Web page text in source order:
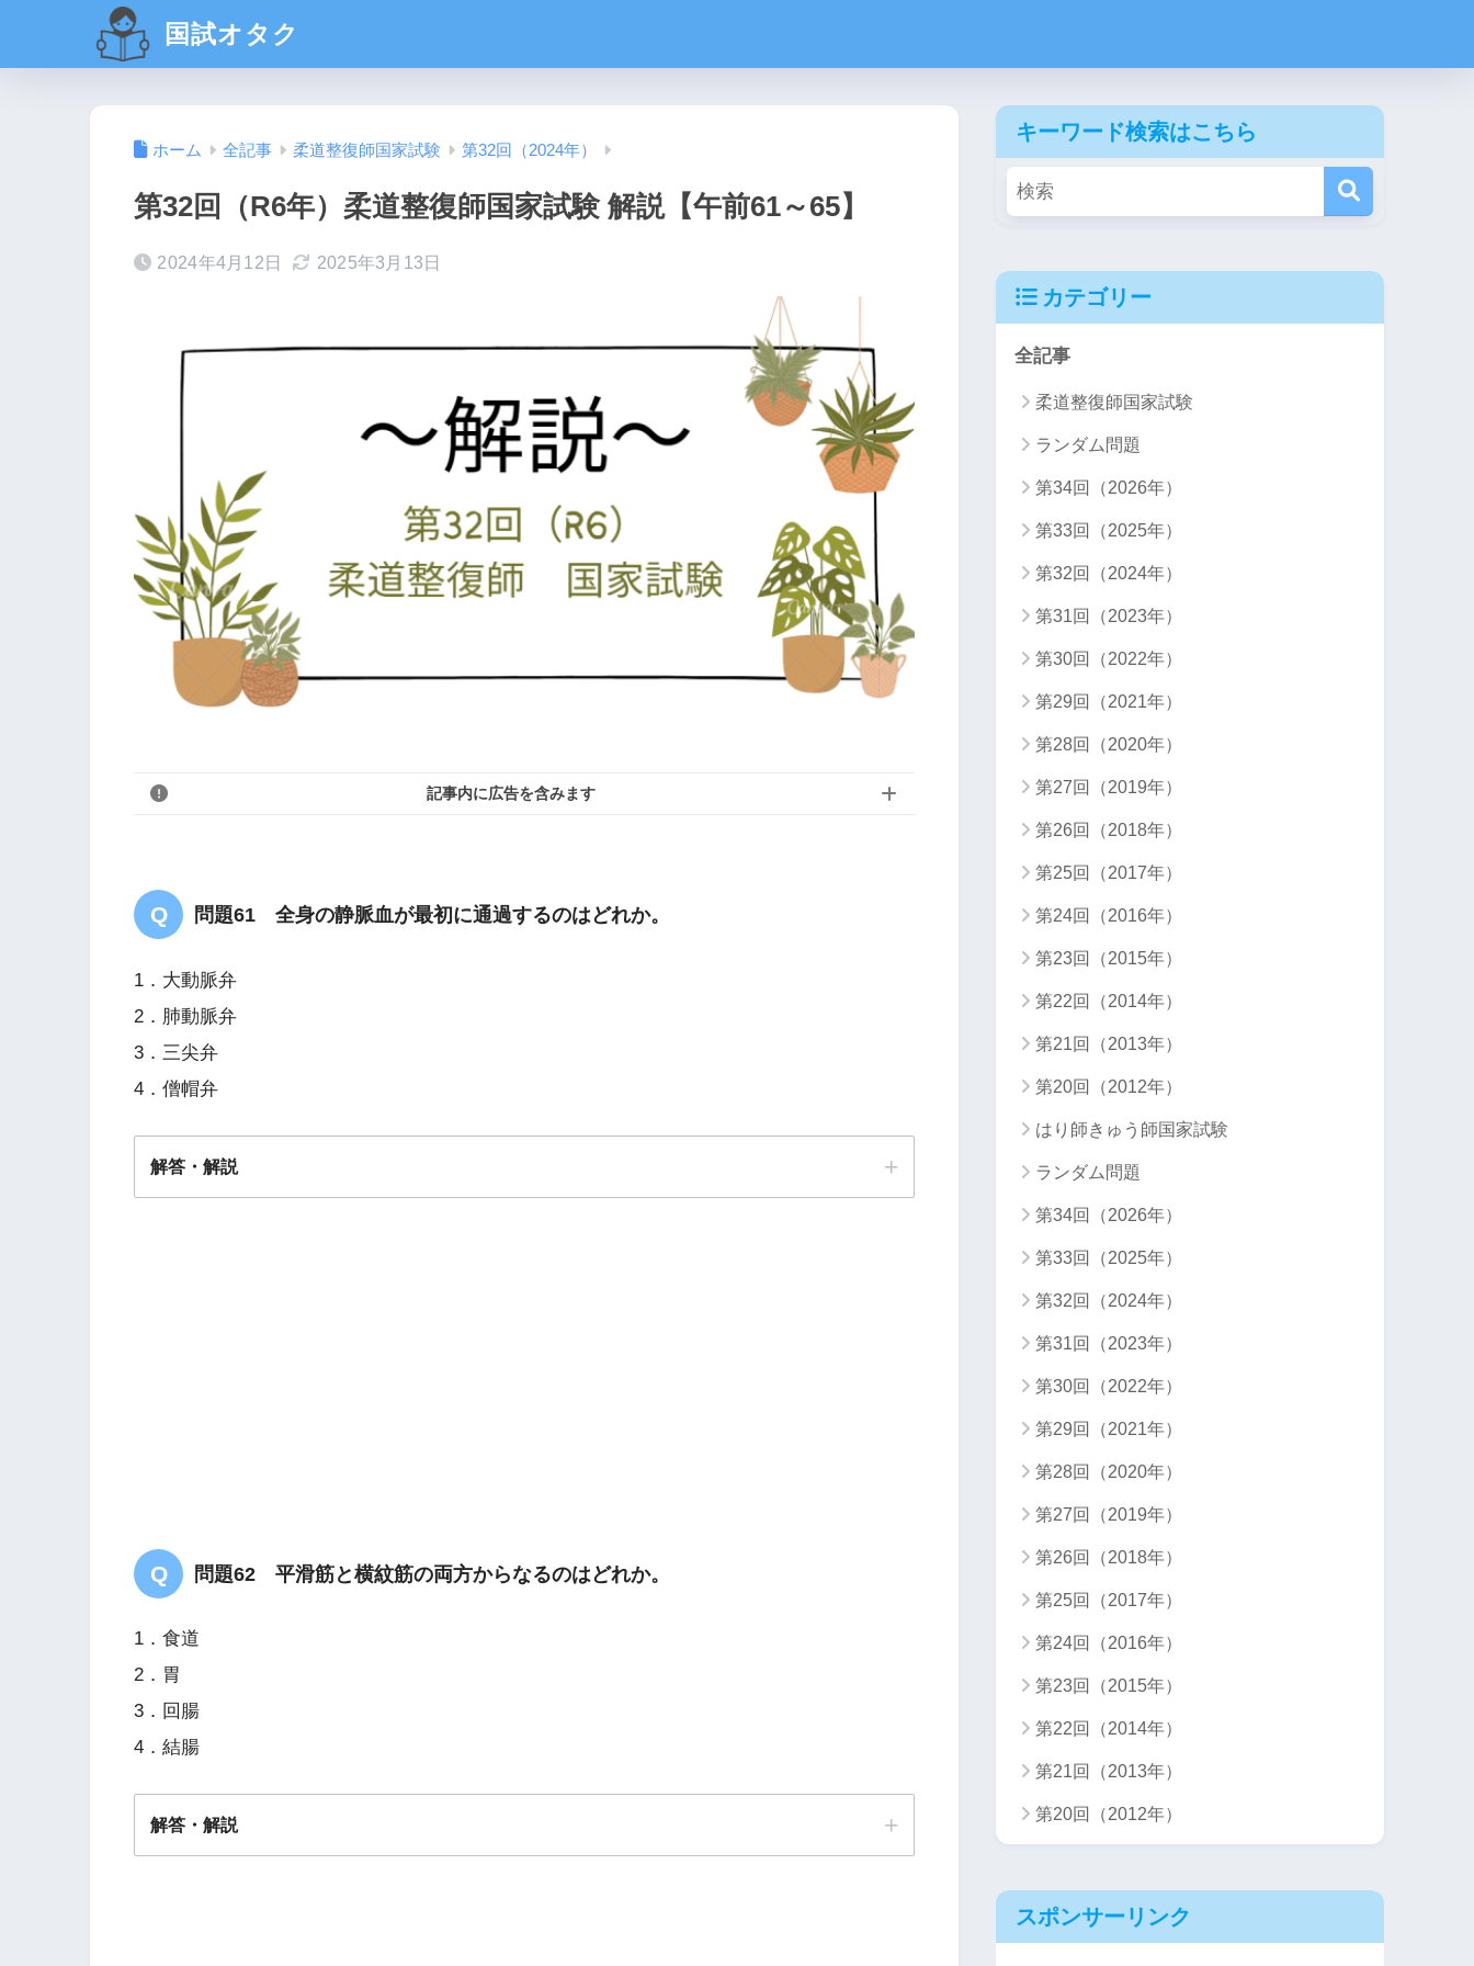
国試オタク
ホーム 全記事 柔道整復師国家試験 第32回（2024年）
第32回（R6年）柔道整復師国家試験 解説【午前61～65】
2024年4月12日 2025年3月13日
記事内に広告を含みます
問題61 全身の静脈血が最初に通過するのはどれか。
1．大動脈弁
2．肺動脈弁
3．三尖弁
4．僧帽弁
解答・解説
問題62 平滑筋と横紋筋の両方からなるのはどれか。
1．食道
2．胃
3．回腸
4．結腸
解答・解説
キーワード検索はこちら
カテゴリー
全記事
柔道整復師国家試験
ランダム問題
第34回（2026年）
第33回（2025年）
第32回（2024年）
第31回（2023年）
第30回（2022年）
第29回（2021年）
第28回（2020年）
第27回（2019年）
第26回（2018年）
第25回（2017年）
第24回（2016年）
第23回（2015年）
第22回（2014年）
第21回（2013年）
第20回（2012年）
はり師きゅう師国家試験
ランダム問題
第34回（2026年）
第33回（2025年）
第32回（2024年）
第31回（2023年）
第30回（2022年）
第29回（2021年）
第28回（2020年）
第27回（2019年）
第26回（2018年）
第25回（2017年）
第24回（2016年）
第23回（2015年）
第22回（2014年）
第21回（2013年）
第20回（2012年）
スポンサーリンク